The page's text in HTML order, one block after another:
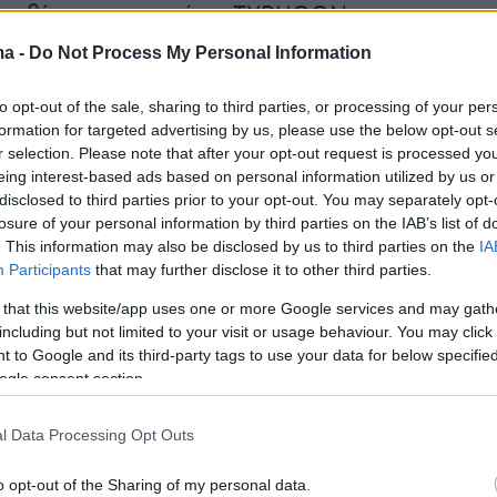
- Do Not Process My Personal Information
opt-out of the sale, sharing to third parties, or processing of your
for targeted advertising by us, please use the below opt-out
selection. Please note that after your opt-out request is processed
interest-based ads based on personal information utilized by us
to third parties prior to your opt-out. You may separately
of your personal information by third parties on the IAB’s list of
This information may also be disclosed by us to third parties on the
Participants that may further disclose it to other third parties.
that this website/app uses one or more Google services and may
but not limited to your visit or usage behaviour. You may
to Google and its third-party tags to use your data for below
consent section.
Data Processing Opt Outs
opt-out of the Sharing of my personal data.
με αεροσκάφη TYPHOON
36 μαχητικά αεροσκάφηαπό εννέα
η Αυστρία και η Πορτογαλία
στην άσκηση με προσωπικό Πληροφοριών και